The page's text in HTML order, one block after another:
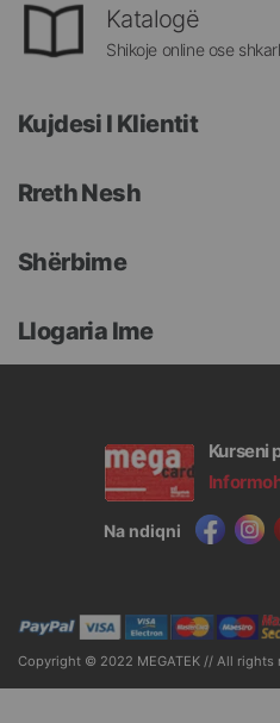
Katalogë
Shikoje online ose
Kujdesi I Klientit
Rreth Nesh
Shërbime
Llogaria Ime
Kurseni
Na ndiqni
Copyright © 2022 MEGATEK // All rights